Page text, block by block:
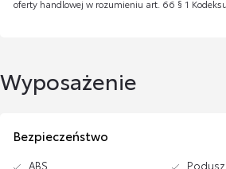
oferty handlowej w rozumieniu art. 66 § 1
Wyposażenie
Bezpieczeństwo
ABS